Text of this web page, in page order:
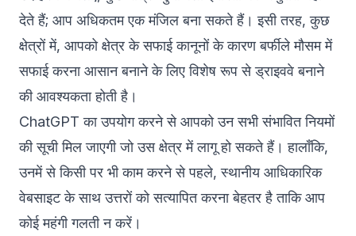
देते हैं; आप अधिकतम एक मंजिल बना सकते हैं। इसी तरह, कुछ
क्षेत्रों में, आपको क्षेत्र के सफाई कानूनों के कारण बर्फीले मौसम में
सफाई करना आसान बनाने के लिए विशेष रूप से ड्राइववे बनाने
की आवश्यकता होती है।
ChatGPT का उपयोग करने से आपको उन सभी संभावित नियमों
की सूची मिल जाएगी जो उस क्षेत्र में लागू हो सकते हैं। हालाँकि,
उनमें से किसी पर भी काम करने से पहले, स्थानीय आधिकारिक
वेबसाइट के साथ उत्तरों को सत्यापित करना बेहतर है ताकि आप
कोई महंगी गलती न करें।